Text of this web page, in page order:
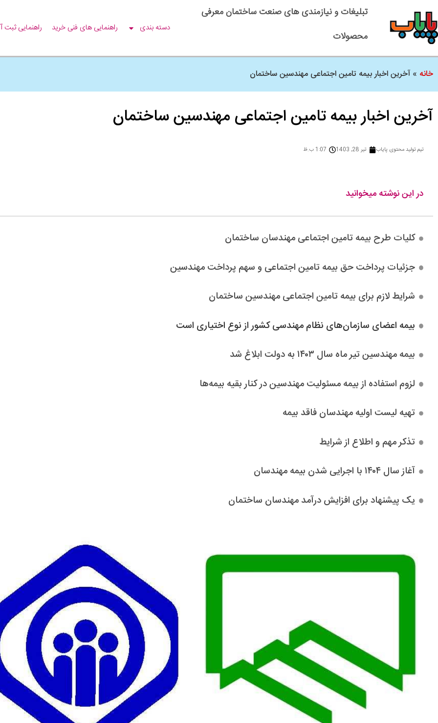
تبلیغات و نیازمندی های صنعت ساختمان معرفی
محصولات
دسته بندی راهنمایی های فنی خرید راهنمایی ثبت
خانه » آخرین اخبار بیمه تامین اجتماعی مهندسین ساختمان
آخرین اخبار بیمه تامین اجتماعی مهندسین ساختمان
تیم تولید محتوی پایاب تیر 28, 1403 1:07 ب.ظ
در این نوشته میخوانید
کلیات طرح بیمه تامین اجتماعی مهندسان ساختمان
جزئیات پرداخت حق بیمه تامین اجتماعی و سهم پرداخت مهندسین
شرایط لازم برای بیمه تامین اجتماعی مهندسین ساختمان
بیمه اعضای سازمان‌های نظام مهندسی کشور از نوع اختیاری است
بیمه مهندسین تیر ماه سال ۱۴۰۳ به دولت ابلاغ شد
لزوم استفاده از بیمه مسئولیت مهندسین در کنار بقیه بیمه‌ها
تهیه لیست اولیه مهندسان فاقد بیمه
تذکر مهم و اطلاع از شرایط
آغاز سال ۱۴۰۴ با اجرایی شدن بیمه مهندسان
یک پیشنهاد برای افزایش درآمد مهندسان ساختمان